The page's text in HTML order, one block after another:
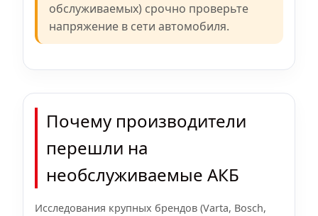
обслуживаемых) срочно проверьте
напряжение в сети автомобиля.
Почему производители
перешли на
необслуживаемые АКБ
Исследования крупных брендов (Varta, Bosch,